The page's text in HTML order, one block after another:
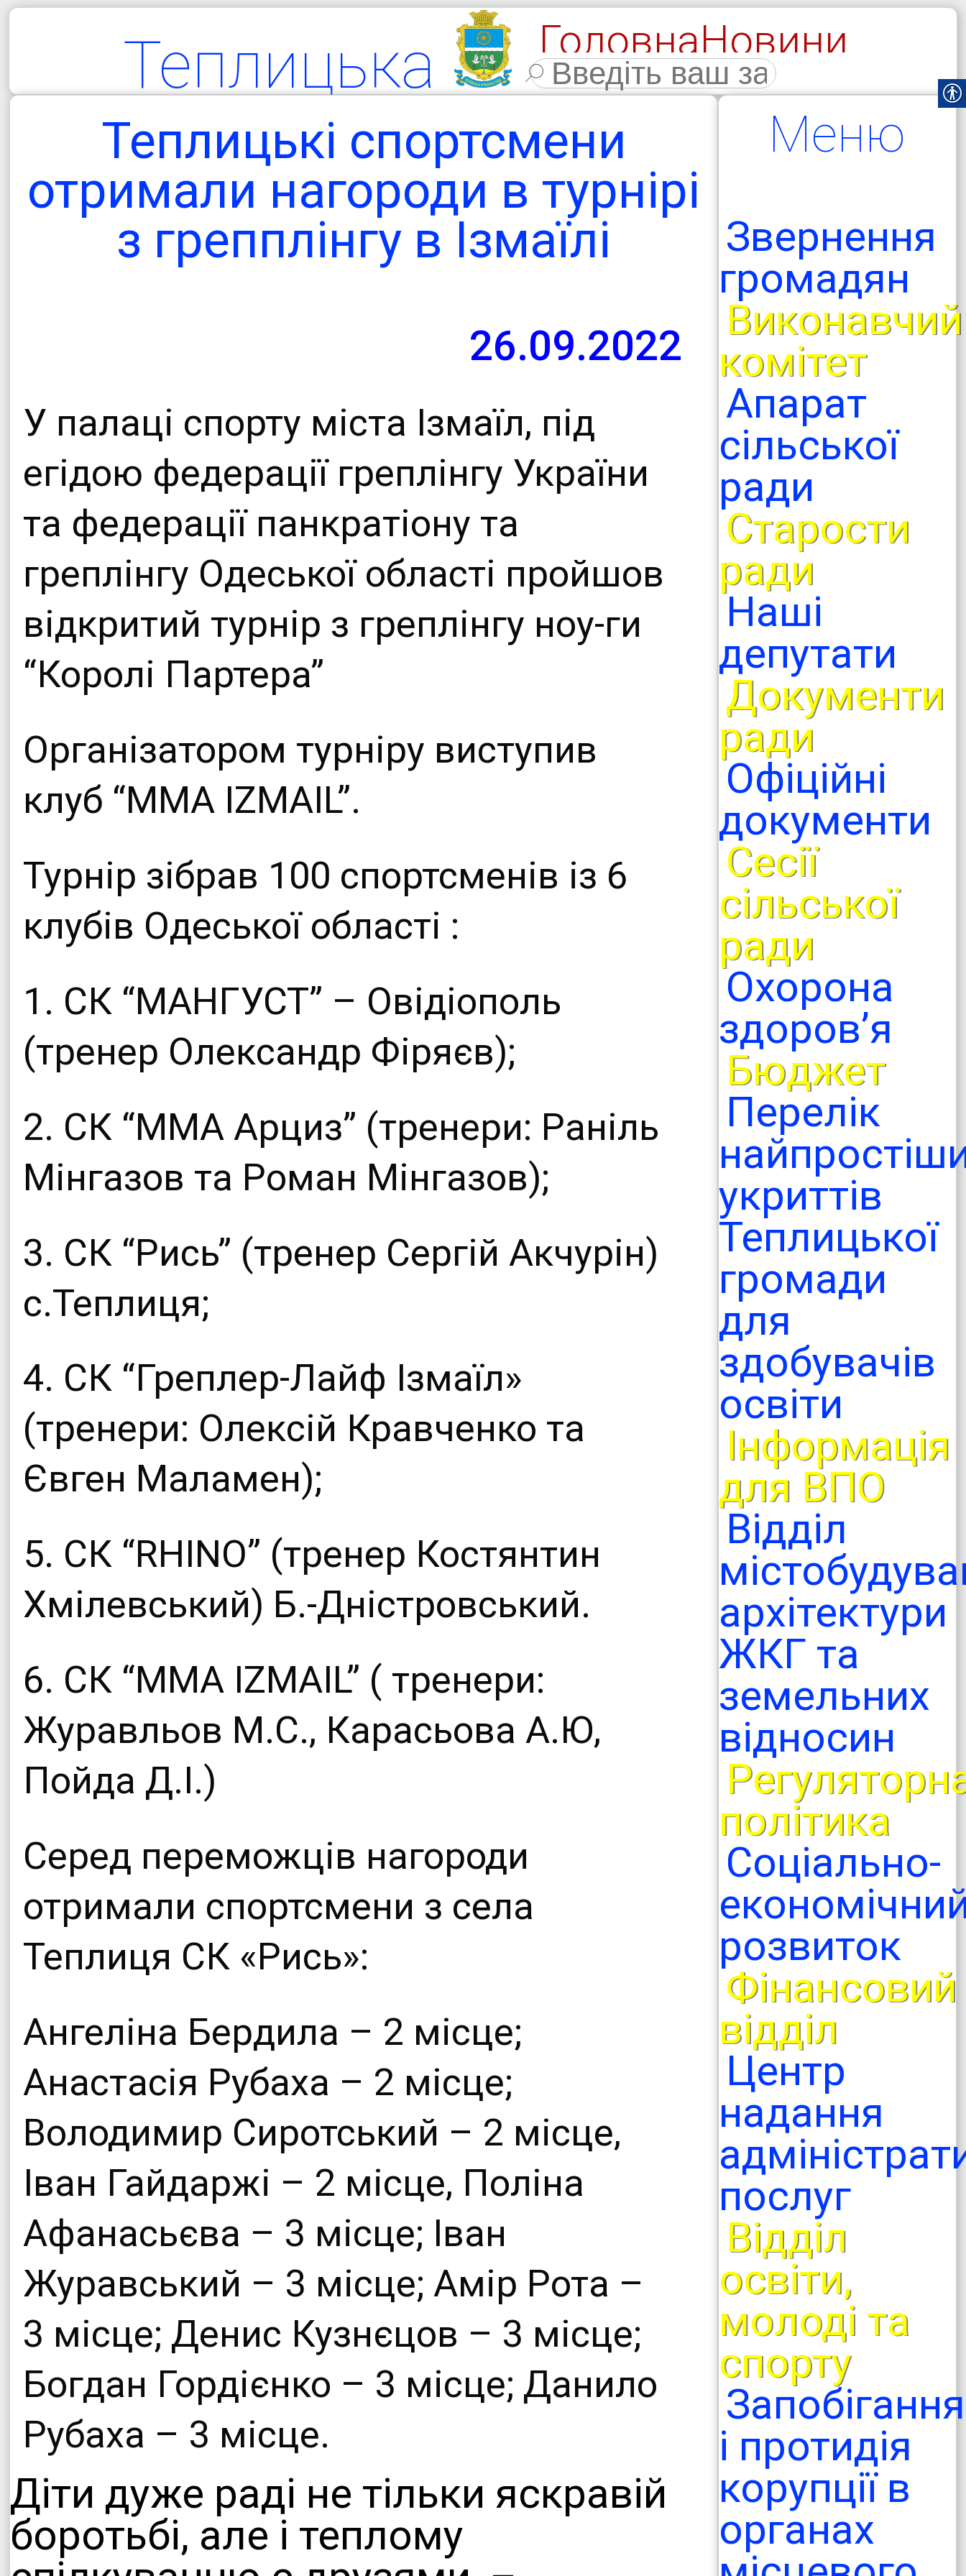
Теплицька
територіальна
громада
Одеська область,
ради
ГоловнаНовини
Фотогалерея
Теплицькі спортсмени
отримали нагороди в турнірі
з грепплінгу в Ізмаїлі
26.09.2022
У палаці спорту міста Ізмаїл, під
егідою федерації греплінгу України
та федерації панкратіону та
греплінгу Одеської області пройшов
відкритий турнір з греплінгу ноу-ги
“Королі Партера”
Організатором турніру виступив
клуб “MMA IZMAIL”.
Турнір зібрав 100 спортсменів із 6
клубів Одеської області :
1. СК “МАНГУСТ” – Овідіополь
(тренер Олександр Фіряєв);
2. СК “ММА Арциз” (тренери: Раніль
Мінгазов та Роман Мінгазов);
3. СК “Рись” (тренер Сергій Акчурін)
с.Теплиця;
4. СК “Греплер-Лайф Ізмаїл»
(тренери: Олексій Кравченко та
Євген Маламен);
5. СК “RHINO” (тренер Костянтин
Хмілевський) Б.-Дністровський.
6. СК “MMA IZMAIL” ( тренери:
Журавльов М.С., Карасьова А.Ю,
Пойда Д.І.)
Серед переможців нагороди
отримали спортсмени з села
Теплиця СК «Рись»:
Ангеліна Бердила – 2 місце;
Анастасія Рубаха – 2 місце;
Володимир Сиротський – 2 місце,
Іван Гайдаржі – 2 місце, Поліна
Афанасьєва – 3 місце; Іван
Журавський – 3 місце; Амір Рота –
3 місце; Денис Кузнєцов – 3 місце;
Богдан Гордієнко – 3 місце; Данило
Рубаха – 3 місце.
Діти дуже раді не тільки яскравій
боротьбі, але і теплому
Меню
Звернення
громадян
Виконавчий
комітет
Апарат
сільської
ради
Старости
ради
Наші
депутати
Документи
ради
Офіційні
документи
Сесії
сільської
ради
Охорона
здоров’я
Бюджет
Перелік
укриттів
Теплицької
громади
для
здобувачів
освіти
Інформація
для ВПО
Відділ
архітектури
ЖКГ та
земельних
відносин
політика
Соціально-
розвиток
Фінансовий
відділ
Центр
надання
послуг
Відділ
освіти,
молоді та
спорту
Запобігання
і протидія
корупції в
органах